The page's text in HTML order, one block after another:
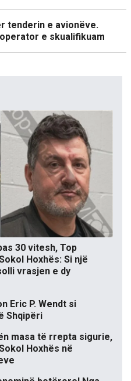
tenderin e avionëve.
e skualifikuam
30 vitesh, Top
Hoxhës: Si një
vrasjen e dy
Eric P. Wendt si
Shqipëri
masa të rrepta sigurie,
Hoxhës në